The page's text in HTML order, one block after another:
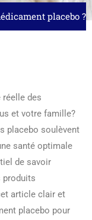
placebo ?
réelle des
et votre famille?
placebo soulèvent
santé optimale
de savoir
produits
article clair et
placebo pour